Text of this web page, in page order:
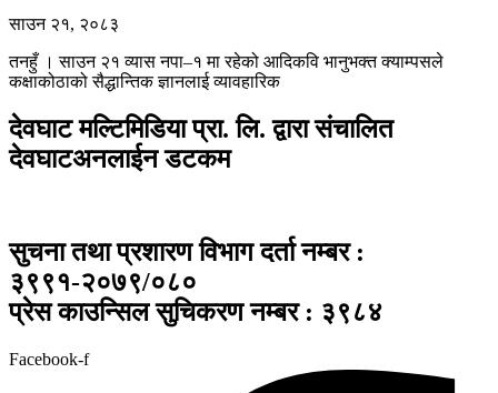
साउन २१, २०८३
तनहुँ । साउन २१ ​व्यास नपा–१ मा रहेको आदिकवि भानुभक्त क्याम्पसले
कक्षाकोठाको सैद्धान्तिक ज्ञानलाई व्यावहारिक
देवघाट मल्टिमिडिया प्रा. लि. द्वारा संचालित
देवघाटअनलाईन डटकम
सुचना तथा प्रशारण विभाग दर्ता नम्बर :
३९९१-२०७९/०८०
प्रेस काउन्सिल सुचिकरण नम्बर : ३९८४
Facebook-f